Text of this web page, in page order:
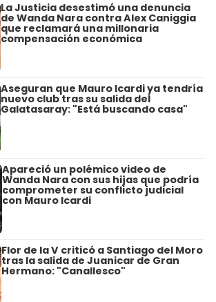
La Justicia desestimó una denuncia
de Wanda Nara contra Alex Caniggia
que reclamará una millonaria
compensación económica
Aseguran que Mauro Icardi ya tendría
nuevo club tras su salida del
Galatasaray: "Está buscando casa"
Apareció un polémico video de
Wanda Nara con sus hijas que podría
comprometer su conflicto judicial
con Mauro Icardi
Flor de la V criticó a Santiago del Moro
tras la salida de Juanicar de Gran
Hermano: "Canallesco"